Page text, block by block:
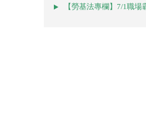
【勞基法專欄】7/1職